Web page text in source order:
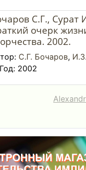
С.Г., Сурат
очерк
2002.
С.Г. Бочаров,
Год: 2002